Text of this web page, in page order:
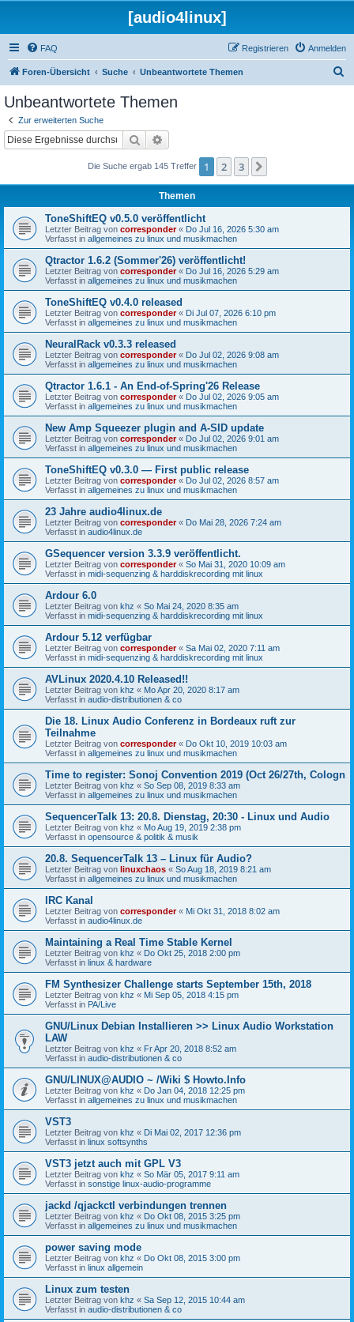
[audio4linux]
FAQ Anmelden
Registrieren
Foren-Übersicht Suche Unbeantwortete Themen
Unbeantwortete Themen
Zur erweiterten Suche
Suche
Die Suche ergab 145 Treffer 1 2 3
Themen
ToneShiftEQ v0.5.0 veröffentlicht
Letzter Beitrag von corresponder« Do Jul 16, 2026 5:30 am
Verfasst in allgemeines zu linux und musikmachen
Qtractor 1.6.2 (Sommer'26) veröffentlicht!
Letzter Beitrag von corresponder« Do Jul 16, 2026 5:29 am
Verfasst in allgemeines zu linux und musikmachen
ToneShiftEQ v0.4.0 released
Letzter Beitrag von corresponder« Di Jul 07, 2026 6:10 pm
Verfasst in allgemeines zu linux und musikmachen
NeuralRack v0.3.3 released
Letzter Beitrag von corresponder« Do Jul 02, 2026 9:08 am
Verfasst in allgemeines zu linux und musikmachen
Qtractor 1.6.1 - An End-of-Spring'26 Release
Letzter Beitrag von corresponder« Do Jul 02, 2026 9:05 am
Verfasst in allgemeines zu linux und musikmachen
New Amp Squeezer plugin and A-SID update
Letzter Beitrag von corresponder« Do Jul 02, 2026 9:01 am
Verfasst in allgemeines zu linux und musikmachen
ToneShiftEQ v0.3.0 — First public release
Letzter Beitrag von corresponder« Do Jul 02, 2026 8:57 am
Verfasst in allgemeines zu linux und musikmachen
23 Jahre audio4linux.de
Letzter Beitrag von corresponder« Do Mai 28, 2026 7:24 am
Verfasst in audio4linux.de
GSequencer version 3.3.9 veröffentlicht.
Letzter Beitrag von corresponder« So Mai 31, 2020 10:09 am
Verfasst in midi-sequenzing & harddiskrecording mit linux
Ardour 6.0
Letzter Beitrag von khz « So Mai 24, 2020 8:35 am
Verfasst in midi-sequenzing & harddiskrecording mit linux
Ardour 5.12 verfügbar
Letzter Beitrag von corresponder« Sa Mai 02, 2020 7:11 am
Verfasst in midi-sequenzing & harddiskrecording mit linux
AVLinux 2020.4.10 Released!!
Letzter Beitrag von khz « Mo Apr 20, 2020 8:17 am
Verfasst in audio-distributionen & co
Die 18. Linux Audio Conferenz in Bordeaux ruft zur
Teilnahme
Letzter Beitrag von corresponder« Do Okt 10, 2019 10:03 am
Verfasst in allgemeines zu linux und musikmachen
Time to register: Sonoj Convention 2019 (Oct 26/27th, Cologn
Letzter Beitrag von khz « So Sep 08, 2019 8:33 am
Verfasst in allgemeines zu linux und musikmachen
SequencerTalk 13: 20.8. Dienstag, 20:30 - Linux und Audio
Letzter Beitrag von khz « Mo Aug 19, 2019 2:38 pm
Verfasst in opensource & politik & musik
20.8. SequencerTalk 13 – Linux für Audio?
Letzter Beitrag von linuxchaos « So Aug 18, 2019 8:21 am
Verfasst in allgemeines zu linux und musikmachen
IRC Kanal
Letzter Beitrag von corresponder« Mi Okt 31, 2018 8:02 am
Verfasst in audio4linux.de
Maintaining a Real Time Stable Kernel
Letzter Beitrag von khz « Do Okt 25, 2018 2:00 pm
Verfasst in linux & hardware
FM Synthesizer Challenge starts September 15th, 2018
Letzter Beitrag von khz « Mi Sep 05, 2018 4:15 pm
Verfasst in PA/Live
GNU/Linux Debian Installieren >> Linux Audio Workstation
LAW
Letzter Beitrag von khz « Fr Apr 20, 2018 8:52 am
Verfasst in audio-distributionen & co
GNU/LINUX@AUDIO ~ /Wiki $ Howto.Info
Letzter Beitrag von khz « Do Jan 04, 2018 12:25 pm
Verfasst in allgemeines zu linux und musikmachen
VST3
Letzter Beitrag von khz « Di Mai 02, 2017 12:36 pm
Verfasst in linux softsynths
VST3 jetzt auch mit GPL V3
Letzter Beitrag von khz « So Mär 05, 2017 9:11 am
Verfasst in sonstige linux-audio-programme
jackd /qjackctl verbindungen trennen
Letzter Beitrag von khz « Do Okt 08, 2015 3:25 pm
Verfasst in allgemeines zu linux und musikmachen
power saving mode
Letzter Beitrag von khz « Do Okt 08, 2015 3:00 pm
Verfasst in linux allgemein
Linux zum testen
Letzter Beitrag von khz « Sa Sep 12, 2015 10:44 am
Verfasst in audio-distributionen & co